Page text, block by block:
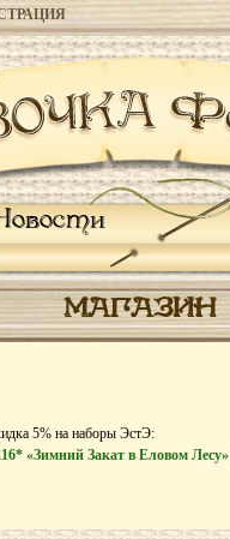
МАГАЗИН
5% на наборы ЭстЭ:
«Зимний Закат в Еловом Лесу»